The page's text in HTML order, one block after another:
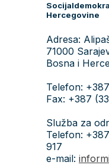
Hercegovine
Adresa:
71000
Bosna i
Telefon:
Fax: +387
Služba za
Telefon:
917
e-mail: